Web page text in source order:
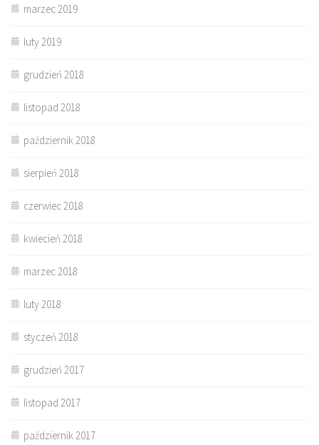
marzec 2019
luty 2019
grudzień 2018
listopad 2018
październik 2018
sierpień 2018
czerwiec 2018
kwiecień 2018
marzec 2018
luty 2018
styczeń 2018
grudzień 2017
listopad 2017
październik 2017